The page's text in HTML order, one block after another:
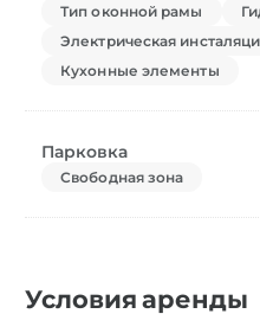
Тип оконной рамы
Электрическая
Кухонные элементы
Парковка
Свободная зона
Условия аренды